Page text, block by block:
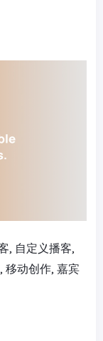
, 自定义播客,
移动创作, 嘉宾